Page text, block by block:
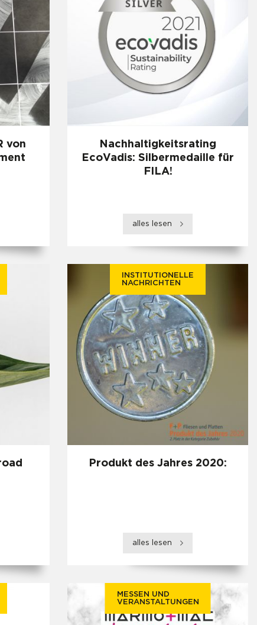
von
Nachhaltigkeitsrating
EcoVadis: Silbermedaille für
FILA!
alles lesen
INSTITUTIONELLE
NACHRICHTEN
Produkt des Jahres 2020:
alles lesen
MESSEN UND
VERANSTALTUNGEN